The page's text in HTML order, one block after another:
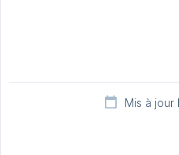
Mis à jour